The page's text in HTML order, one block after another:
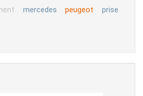
mercedes peugeot prise